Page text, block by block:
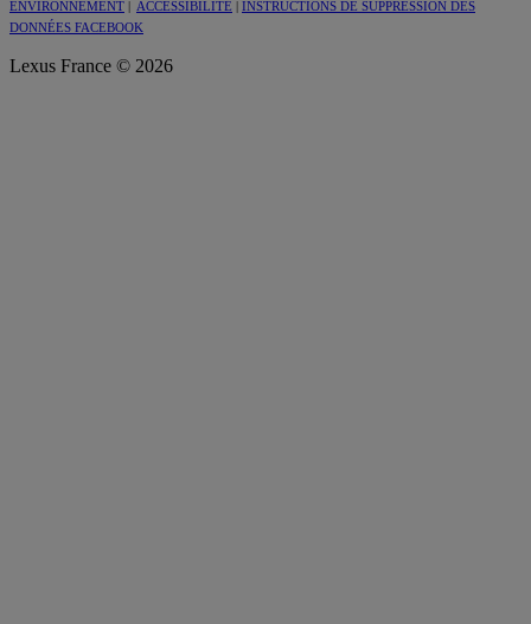
ENVIRONNEMENT | ACCESSIBILITÉ | INSTRUCTIONS DE SUPPRESSION DES
DONNÉES FACEBOOK
Lexus France © 2026